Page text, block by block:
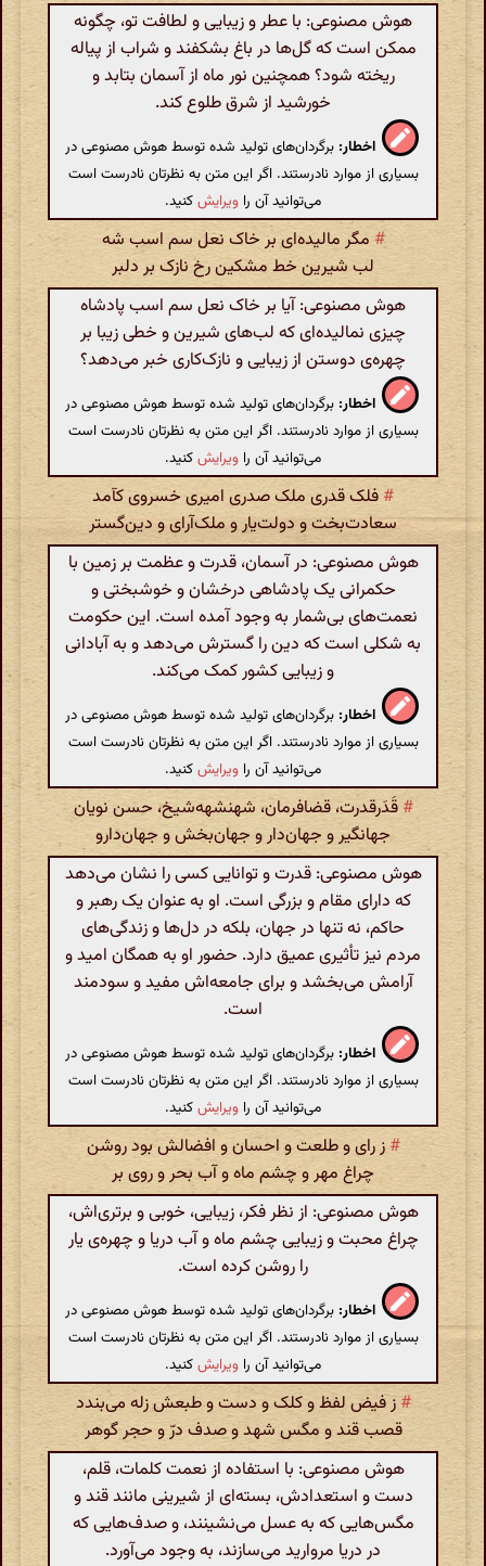
هوش مصنوعی: با عطر و زیبایی و لطافت تو، چگونه
ممکن است که گل‌ها در باغ بشکفند و شراب از پیاله
ریخته شود؟ همچنین نور ماه از آسمان بتابد و
خورشید از شرق طلوع کند.
اخطار: برگردان‌های تولید شده توسط هوش مصنوعی در
بسیاری از موارد نادرستند. اگر این متن به نظرتان نادرست است
می‌توانید آن را ویرایشکنید.
# مگر مالیده‌ای بر خاک نعل سم اسب شه
لب شیرین خط مشکین رخ نازک بر دلبر
هوش مصنوعی: آیا بر خاک نعل سم اسب پادشاه
چیزی نمالیده‌ای که لب‌های شیرین و خطی زیبا بر
چهره‌ی دوستن از زیبایی و نازک‌کاری خبر می‌دهد؟
اخطار: برگردان‌های تولید شده توسط هوش مصنوعی در
بسیاری از موارد نادرستند. اگر این متن به نظرتان نادرست است
می‌توانید آن را ویرایشکنید.
# فلک قدری ملک صدری امیری خسروی کآمد
سعادت‌بخت و دولت‌یار و ملک‌آرای و دین‌گستر
هوش مصنوعی: در آسمان، قدرت و عظمت بر زمین با
حکمرانی یک پادشاهی درخشان و خوشبختی و
نعمت‌های بی‌شمار به وجود آمده است. این حکومت
به شکلی است که دین را گسترش می‌دهد و به آبادانی
و زیبایی کشور کمک می‌کند.
اخطار: برگردان‌های تولید شده توسط هوش مصنوعی در
بسیاری از موارد نادرستند. اگر این متن به نظرتان نادرست است
می‌توانید آن را ویرایشکنید.
#قَدَرقدرت، قضافرمان، شهنشهه‌شیخ، حسن نویان
جهانگیر و جهان‌دار و جهان‌بخش و جهان‌دارو
هوش مصنوعی: قدرت و توانایی کسی را نشان می‌دهد
که دارای مقام و بزرگی است. او به عنوان یک رهبر و
حاکم، نه تنها در جهان، بلکه در دل‌ها و زندگی‌های
مردم نیز تأثیری عمیق دارد. حضور او به همگان امید و
آرامش می‌بخشد و برای جامعه‌اش مفید و سودمند
است.
اخطار: برگردان‌های تولید شده توسط هوش مصنوعی در
بسیاری از موارد نادرستند. اگر این متن به نظرتان نادرست است
می‌توانید آن را ویرایشکنید.
# ز رای و طلعت و احسان و افضالش بود روشن
چراغ مهر و چشم ماه و آب بحر و روی بر
هوش مصنوعی: از نظر فکر، زیبایی، خوبی و برتری‌اش،
چراغ محبت و زیبایی چشم ماه و آب دریا و چهره‌ی یار
را روشن کرده است.
اخطار: برگردان‌های تولید شده توسط هوش مصنوعی در
بسیاری از موارد نادرستند. اگر این متن به نظرتان نادرست است
می‌توانید آن را ویرایشکنید.
# ز فیض لفظ و کلک و دست و طبعش زله می‌بندد
قصب قند و مگس شهد و صدف درّ و حجر گوهر
هوش مصنوعی: با استفاده از نعمت کلمات، قلم،
دست و استعدادش، بسته‌ای از شیرینی مانند قند و
مگس‌هایی که به عسل می‌نشینند، و صدف‌هایی که
در دریا مروارید می‌سازند، به وجود می‌آورد.